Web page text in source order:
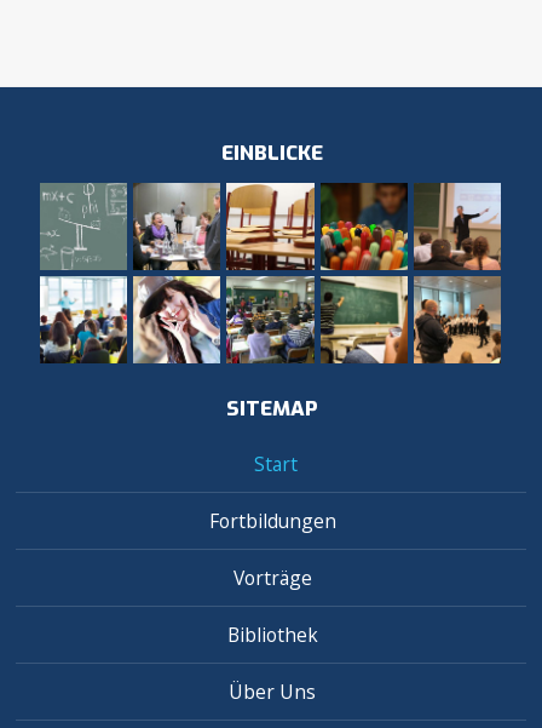
EINBLICKE
SITEMAP
Start
Fortbildungen
Vorträge
Bibliothek
Über Uns